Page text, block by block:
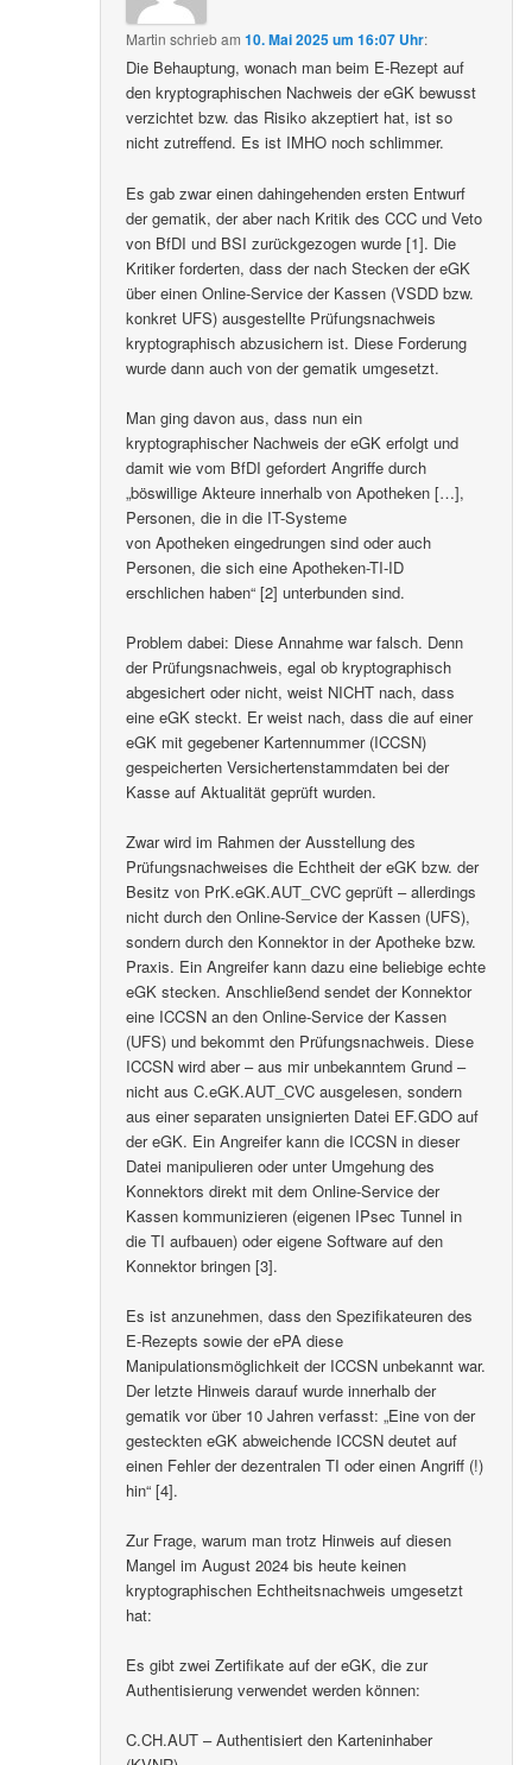
Martin schriebam10. Mai 2025 um 16:07 Uhr:
Die Behauptung, wonach man beim E-Rezept auf
den kryptographischen Nachweis der eGK bewusst
verzichtet bzw. das Risiko akzeptiert hat, ist so
nicht zutreffend. Es ist IMHO noch schlimmer.
Es gab zwar einen dahingehenden ersten Entwurf
der gematik, der aber nach Kritik des CCC und Veto
von BfDI und BSI zurückgezogen wurde [1]. Die
Kritiker forderten, dass der nach Stecken der eGK
über einen Online-Service der Kassen (VSDD bzw.
konkret UFS) ausgestellte Prüfungsnachweis
kryptographisch abzusichern ist. Diese Forderung
wurde dann auch von der gematik umgesetzt.
Man ging davon aus, dass nun ein
kryptographischer Nachweis der eGK erfolgt und
damit wie vom BfDI gefordert Angriffe durch
„böswillige Akteure innerhalb von Apotheken […],
Personen, die in die IT-Systeme
von Apotheken eingedrungen sind oder auch
Personen, die sich eine Apotheken-TI-ID
erschlichen haben“ [2] unterbunden sind.
Problem dabei: Diese Annahme war falsch. Denn
der Prüfungsnachweis, egal ob kryptographisch
abgesichert oder nicht, weist NICHT nach, dass
eine eGK steckt. Er weist nach, dass die auf einer
eGK mit gegebener Kartennummer (ICCSN)
gespeicherten Versichertenstammdaten bei der
Kasse auf Aktualität geprüft wurden.
Zwar wird im Rahmen der Ausstellung des
Prüfungsnachweises die Echtheit der eGK bzw. der
Besitz von PrK.eGK.AUT_CVC geprüft – allerdings
nicht durch den Online-Service der Kassen (UFS),
sondern durch den Konnektor in der Apotheke bzw.
Praxis. Ein Angreifer kann dazu eine beliebige echte
eGK stecken. Anschließend sendet der Konnektor
eine ICCSN an den Online-Service der Kassen
(UFS) und bekommt den Prüfungsnachweis. Diese
ICCSN wird aber – aus mir unbekanntem Grund –
nicht aus C.eGK.AUT_CVC ausgelesen, sondern
aus einer separaten unsignierten Datei EF.GDO auf
der eGK. Ein Angreifer kann die ICCSN in dieser
Datei manipulieren oder unter Umgehung des
Konnektors direkt mit dem Online-Service der
Kassen kommunizieren (eigenen IPsec Tunnel in
die TI aufbauen) oder eigene Software auf den
Konnektor bringen [3].
Es ist anzunehmen, dass den Spezifikateuren des
E-Rezepts sowie der ePA diese
Manipulationsmöglichkeit der ICCSN unbekannt war.
Der letzte Hinweis darauf wurde innerhalb der
gematik vor über 10 Jahren verfasst: „Eine von der
gesteckten eGK abweichende ICCSN deutet auf
einen Fehler der dezentralen TI oder einen Angriff (!)
hin“ [4].
Zur Frage, warum man trotz Hinweis auf diesen
Mangel im August 2024 bis heute keinen
kryptographischen Echtheitsnachweis umgesetzt
hat:
Es gibt zwei Zertifikate auf der eGK, die zur
Authentisierung verwendet werden können:
C.CH.AUT – Authentisiert den Karteninhaber